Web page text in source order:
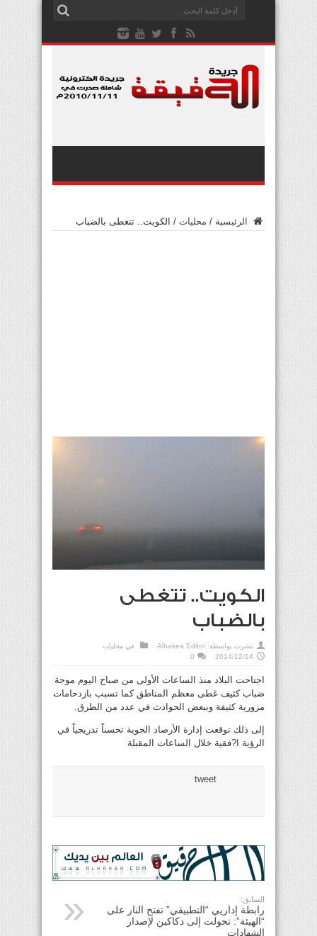
الرئيسية / محليات / الكويت.. تتغطى بالضباب
الكويت.. تتغطى
بالضباب
نشرت بواسطة: Alhakea Editor في محليات
2014/12/14
0
اجتاحت البلاد منذ الساعات الأولى من صباح اليوم موجة
ضباب كثيف غطى معظم المناطق كما تسبب بازدحامات
مرورية كثيفة وببعض الحوادث في عدد من الطرق.
إلى ذلك توقعت إدارة الأرصاد الجوية تحسناً تدريجياً في
الرؤية ا?فقية خلال الساعات المقبلة
tweet
السابق:
رابطة إداريي “التطبيقي” تفتح النار على
“الهيئة”: تحولت إلى دكاكين لإصدار
الشهادات